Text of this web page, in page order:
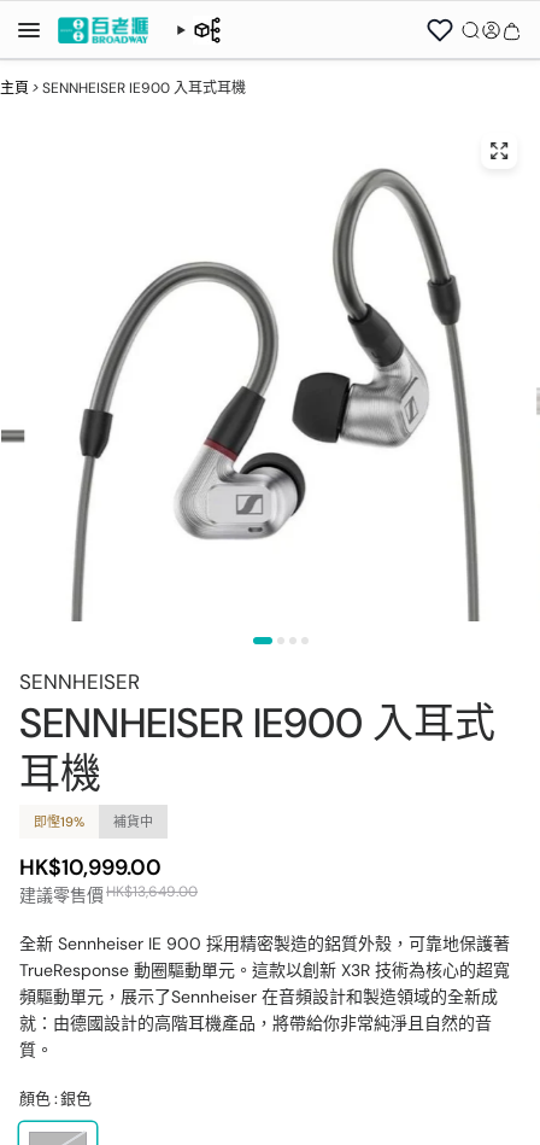
主頁 >SENNHEISER IE900 入耳式耳機
SENNHEISER
SENNHEISER IE900 入耳式
耳機
即慳19% 補貨中
HK$10,999.00
建議零售價HK$13,649.00
全新 Sennheiser IE 900 採用精密製造的鋁質外殼，可靠地保護著
TrueResponse 動圈驅動單元。這款以創新 X3R 技術為核心的超寬
頻驅動單元，展示了Sennheiser 在音頻設計和製造領域的全新成
就：由德國設計的高階耳機產品，將帶給你非常純淨且自然的音
質。
顏色 :銀色
銀